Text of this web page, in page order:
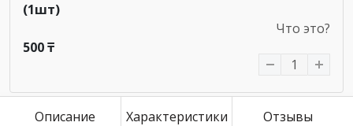
(1шт)
Что это?
500 ₸
Описание Характеристики Отзывы